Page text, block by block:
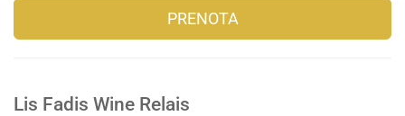
PRENOTA
Lis Fadis Wine Relais